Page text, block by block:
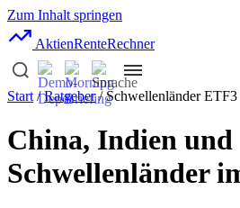
Zum Inhalt springen
AktienRenteRechner
Start /Ratgeber/ Schwellenländer ETF3
China, Indien und
Schwellenländer